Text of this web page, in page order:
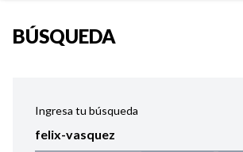
BÚSQUEDA
Ingresa tu búsqueda